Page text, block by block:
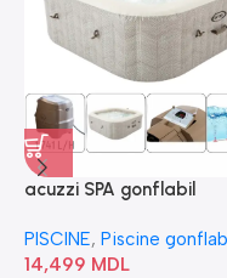
acuzzi SPA gonflabil
Bubble” 28446
PISCINE, Piscine
14,499 MDL